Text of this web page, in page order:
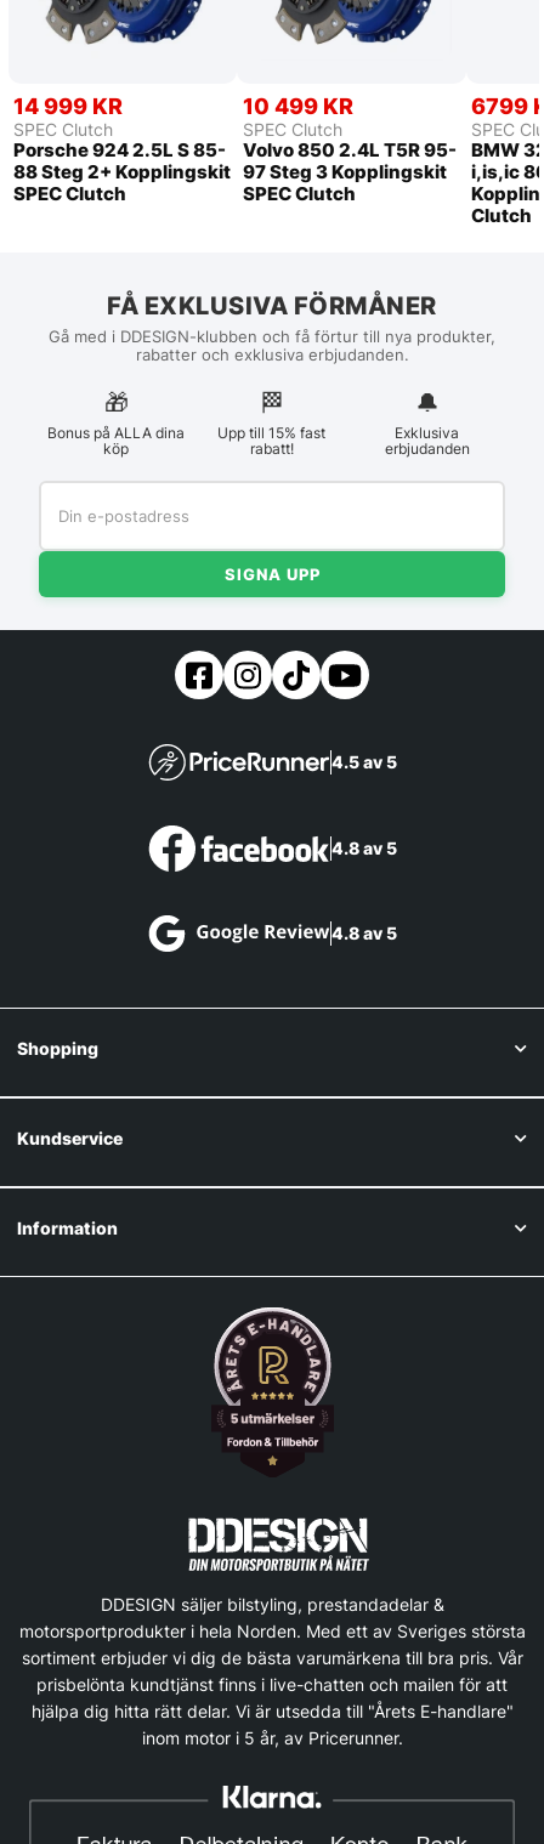
14 999 KR
SPEC Clutch
Porsche 924 2.5L S 85-
88 Steg 2+ Kopplingskit
SPEC Clutch
10 499 KR
SPEC Clutch
Volvo 850 2.4L T5R 95-
97 Steg 3 Kopplingskit
SPEC Clutch
6799
SPEC
BMW
i,is,ic
Clutch
FÅ EXKLUSIVA FÖRMÅNER
Gå med i DDESIGN-klubben och få förtur till nya produkter,
rabatter och exklusiva erbjudanden.
🎁
Bonus på ALLA dina
köp
🏁︎
Upp till 15% fast
rabatt!
🔔
Exklusiva
erbjudanden
SIGNA UPP
4.5 av 5
4.8 av 5
4.8 av 5
Shopping
Kundservice
Information
DDESIGN säljer bilstyling, prestandadelar &
motorsportprodukter i hela Norden. Med ett av Sveriges största
sortiment erbjuder vi dig de bästa varumärkena till bra pris. Vår
prisbelönta kundtjänst finns i live-chatten och mailen för att
hjälpa dig hitta rätt delar. Vi är utsedda till "Årets E-handlare"
inom motor i 5 år, av Pricerunner.